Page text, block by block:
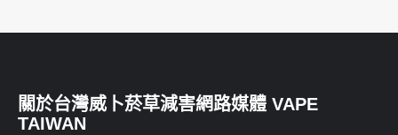
關於台灣威卜菸草減害網路媒體 VAPE
TAIWAN